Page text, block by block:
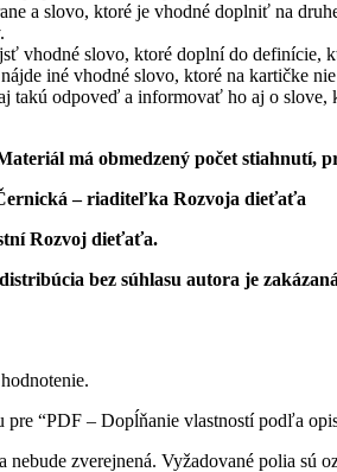
a slovo, ktoré je vhodné doplniť na
vhodné slovo, ktoré doplní do definície,
iné vhodné slovo, ktoré na kartičke
takú odpoveď a informovať ho aj o slove,
má obmedzený počet stiahnutí,
– riaditeľka Rozvoja dieťaťa
Rozvoj dieťaťa.
bez súhlasu autora je
pre “PDF – Dopĺňanie vlastností podľa
nebude zverejnená. Vyžadované polia sú